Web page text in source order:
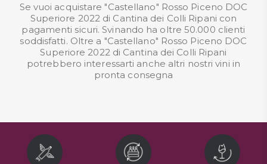
Se vuoi acquistare "Castellano" Rosso Piceno DOC
Superiore 2022 di Cantina dei Colli Ripani con
pagamenti sicuri. Svinando ha oltre 50.000 clienti
soddisfatti. Oltre a "Castellano" Rosso Piceno DOC
Superiore 2022 di Cantina dei Colli Ripani
potrebbero interessarti anche altri nostrivini in
pronta consegna